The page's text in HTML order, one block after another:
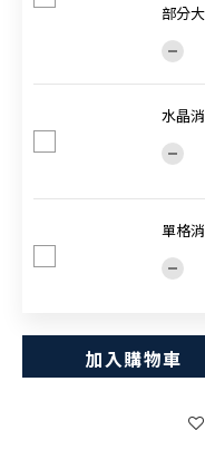
部分
水晶
單格
加入購物車